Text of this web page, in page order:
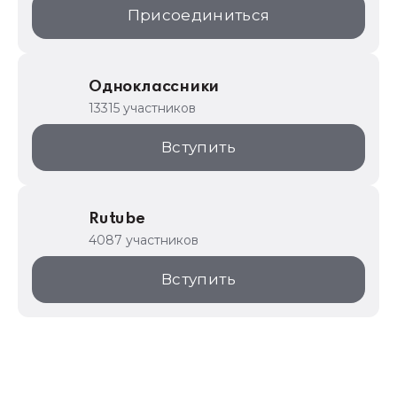
Присоединиться
Одноклассники
13315 участников
Вступить
Rutube
4087 участников
Вступить